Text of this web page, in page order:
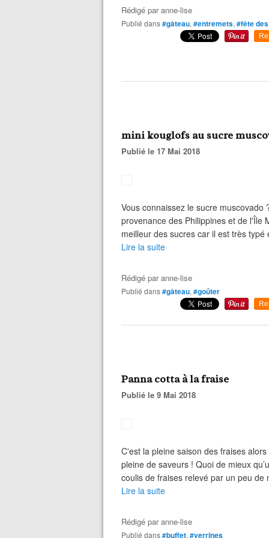
Rédigé paranne-lise
Publié dans#gâteau, #entremets, #fête
mini kouglofs au sucre
Publié le 17 Mai 2018
Vous connaissez le sucre muscovado
provenance des Philippines et de l'Île
meilleur des sucres car il est très
Lire la suite
Rédigé paranne-lise
Publié dans#gâteau, #goûter
Panna cotta à la fraise
Publié le 9 Mai 2018
C'est la pleine saison des fraises
pleine de saveurs ! Quoi de mieux
coulis de fraises relevé par un peu de
Lire la suite
Rédigé paranne-lise
Publié dans#buffet, #verrines